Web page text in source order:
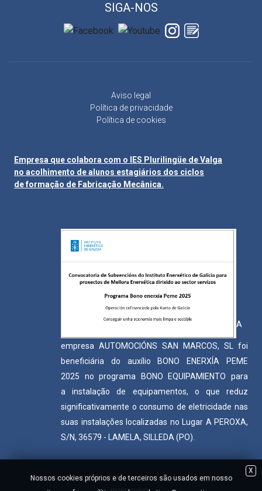
SIGA-NOS
Aviso legal
Política de privacidade
Política de cookies
Empresa que colabora com o IES Plurilingüe de Valga
no acolhimento de alunos estagiários dos ciclos
de formação de Fabricação Mecânica.
A
empresa AUTOMOCIÓNS SAN MARCOS, SL foi
beneficiária do auxílio BONO ENERXÍA PEME
2025 no programa BONO EQUIPAMIENTO para
a instalação de equipamentos, o que reduz
significativamente o consumo de eletricidade nas
suas instalações localizadas no Lugar A PEROXA,
S/N, 36579 - LAMELA, SILLEDA (PO).
© 2022 AUTOMOCIÓNS SAN MARCOS S.L. - Todos os direitos
X
Nossos cookies próprios e de terceiros são usados ​​em nosso